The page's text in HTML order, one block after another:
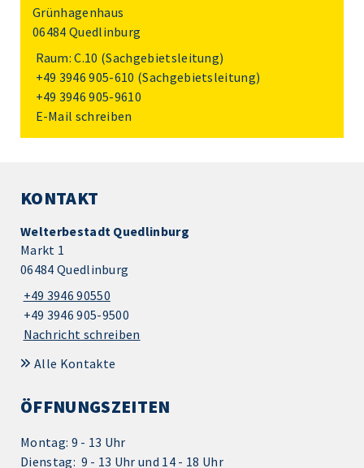
Grünhagenhaus
06484 Quedlinburg
Raum: C.10 (Sachgebietsleitung)
+49 3946 905-610 (Sachgebietsleitung)
+49 3946 905-9610
E-Mail schreiben
KONTAKT
Welterbestadt Quedlinburg
Markt 1
06484 Quedlinburg
+49 3946 90550
+49 3946 905-9500
Nachricht schreiben
Alle Kontakte
ÖFFNUNGSZEITEN
Montag: 9 - 13 Uhr
Dienstag: 9 - 13 Uhr und 14 - 18 Uhr